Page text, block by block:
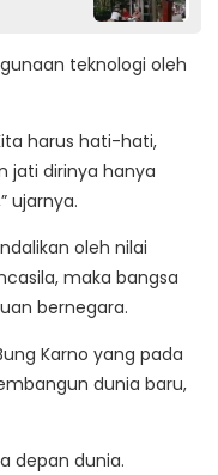
teknologi oleh
harus hati-hati,
jati dirinya hanya
ujarnya.
oleh nilai
maka bangsa
bernegara.
Karno yang pada
dunia baru,
depan dunia.